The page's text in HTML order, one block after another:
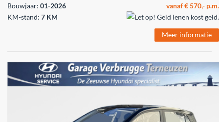
Bouwjaar: 01-2026
KM-stand: 7 KM
vanaf € 570,- p.m.
Meer informatie